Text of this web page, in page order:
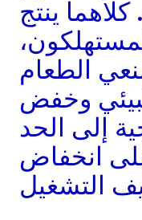
كلاهما ينتج
الطعام
وخفض
إلى الحد
انخفاض